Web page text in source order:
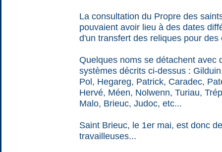
La consultation du Propre des
pouvaient avoir lieu à des dates
d'un transfert des reliques pour
Quelques noms se détachent avec
systèmes décrits ci-dessus :
Pol, Hegareg, Patrick, Caradec,
Hervé, Méen, Nolwenn, Turiau,
Malo, Brieuc, Judoc, etc...
Saint Brieuc, le 1er mai, est donc
travailleuses...